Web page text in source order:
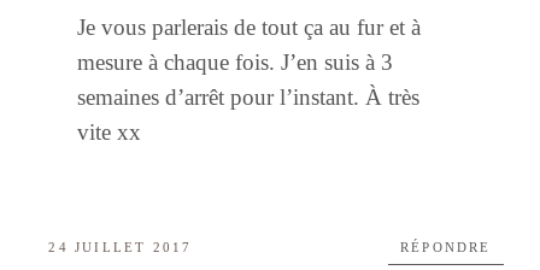
Je vous parlerais de tout ça au fur et à
mesure à chaque fois. J’en suis à 3
semaines d’arrêt pour l’instant. À très
vite xx
24 JUILLET 2017 RÉPONDRE